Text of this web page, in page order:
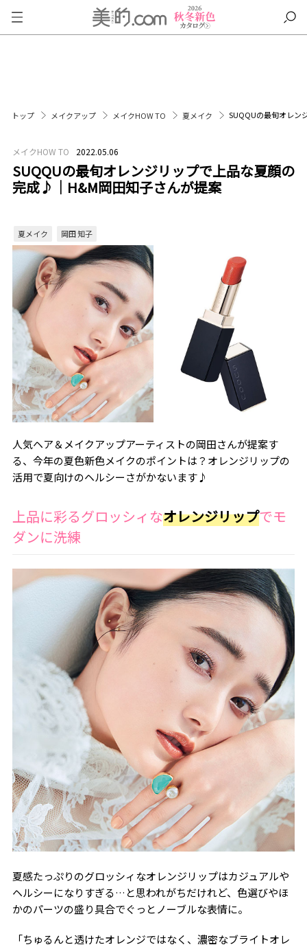
トップ メイクアップ メイクHOW TO 夏メイク SUQQUの最旬オレン
メイクHOW TO 2022.05.06
SUQQUの最旬オレンジリップで上品な夏顔の
完成♪｜H&M岡田知子さんが提案
夏メイク 岡田 知子
人気ヘア＆メイクアップアーティストの岡田さんが提案す
る、今年の夏色新色メイクのポイントは？オレンジリップの
活用で夏向けのヘルシーさがかないます♪
上品に彩るグロッシィなオレンジリップでモ
ダンに洗練
夏感たっぷりのグロッシィなオレンジリップはカジュアルや
ヘルシーになりすぎる…と思われがちだけれど、色選びやほ
かのパーツの盛り具合でぐっとノーブルな表情に。
「ちゅるんと透けたオレンジではなく、濃密なブライトオレ